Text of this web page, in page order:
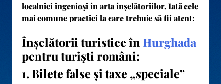
localnici ingenioși în arta înșelătoriilor. Iată cele
mai comune practici la care trebuie să fii atent:
Înșelătorii turistice în Hurghada
pentru turiști români:
1. Bilete false și taxe „speciale”